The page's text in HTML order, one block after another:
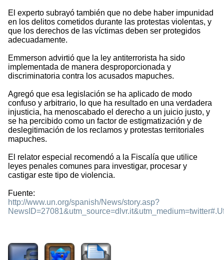
El experto subrayó también que no debe haber impunidad
en los delitos cometidos durante las protestas violentas, y
que los derechos de las víctimas deben ser protegidos
adecuadamente.
Emmerson advirtió que la ley antiterrorista ha sido
implementada de manera desproporcionada y
discriminatoria contra los acusados mapuches.
Agregó que esa legislación se ha aplicado de modo
confuso y arbitrario, lo que ha resultado en una verdadera
injusticia, ha menoscabado el derecho a un juicio justo, y
se ha percibido como un factor de estigmatización y de
deslegitimación de los reclamos y protestas territoriales
mapuches.
El relator especial recomendó a la Fiscalía que utilice
leyes penales comunes para investigar, procesar y
castigar este tipo de violencia.
Fuente:
http://www.un.org/spanish/News/story.asp?